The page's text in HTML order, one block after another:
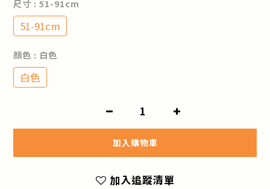
尺寸 : 51-91cm
51-91cm
顏色 : 白色
白色
加入購物車
加入追蹤清單